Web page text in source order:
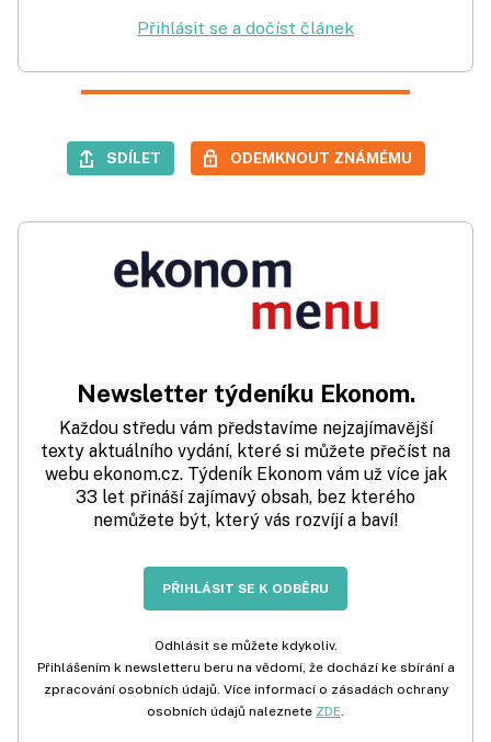
Přihlásit se a dočíst článek
SDÍLET ODEMKNOUT ZNÁMÉMU
Newsletter týdeníku Ekonom.
Každou středu vám představíme nejzajímavější
texty aktuálního vydání, které si můžete přečíst na
webu ekonom.cz. Týdeník Ekonom vám už více jak
33 let přináší zajímavý obsah, bez kterého
nemůžete být, který vás rozvíjí a baví!
PŘIHLÁSIT SE K ODBĚRU
Odhlásit se můžete kdykoliv.
Přihlášením k newsletteru beru na vědomí, že dochází ke sbírání a
zpracování osobních údajů. Více informací o zásadách ochrany
osobních údajů naleznete ZDE.